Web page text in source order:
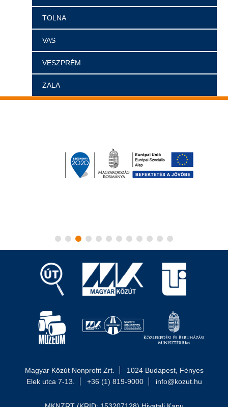
TOLNA
VAS
VESZPRÉM
ZALA
Magyar Közút Nonprofit Zrt.
1024 Budapest, Fényes
Elek utca 7-13.
+36 (1) 819-9000 info@kozut.hu